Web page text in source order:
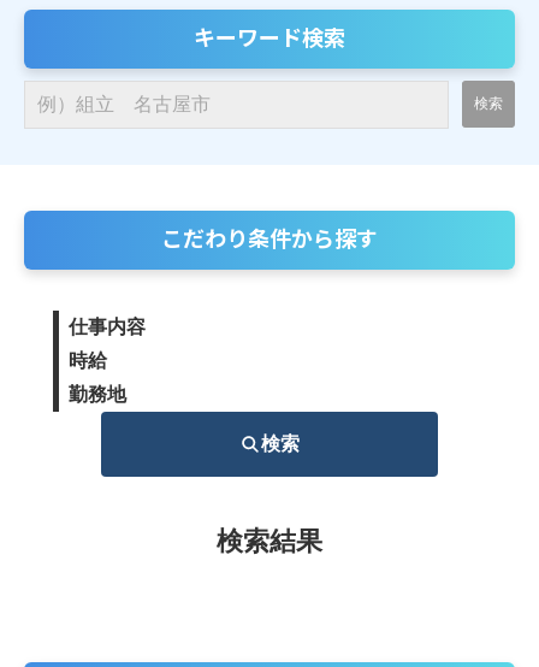
キーワード検索
こだわり条件から探す
仕事内容
時給
勤務地
検索
検索結果